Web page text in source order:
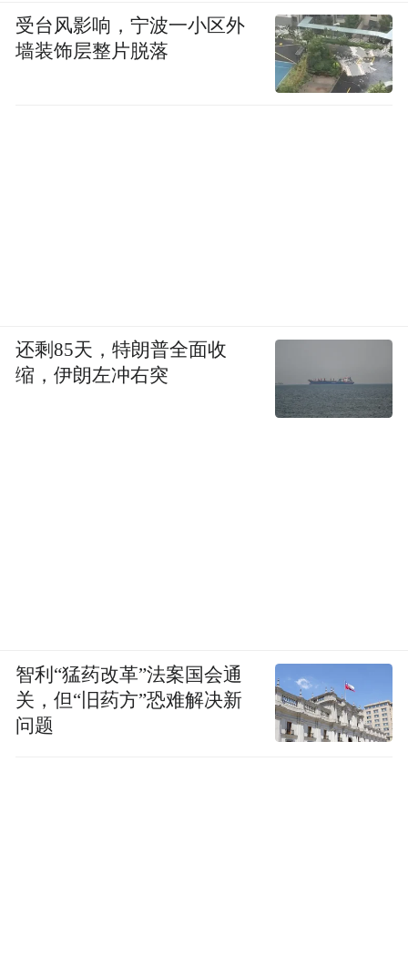
受台风影响，宁波一小区外
墙装饰层整片脱落
还剩85天，特朗普全面收
缩，伊朗左冲右突
智利“猛药改革”法案国会通
关，但“旧药方”恐难解决新
问题